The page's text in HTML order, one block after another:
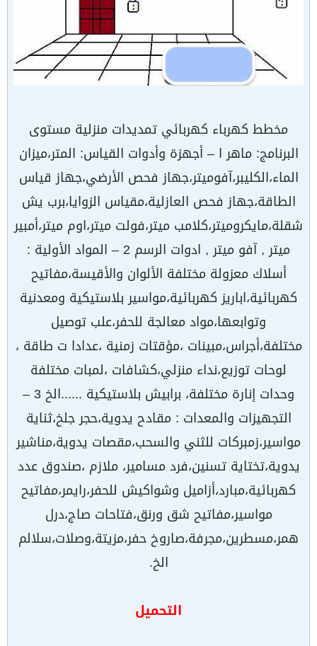
مخطط كهرباء كهربائي تمديدات منزلية مستوى
البرنامج: ماهر ا – أجهزة وأدوات القياس: المتر،ميزان
الماء،الكليبر،آفوميتر،جهاز فحص الأرضي،جهاز قياس
الطاقة،جهاز فحص العازلية،مقياس الزوايا،برب يش
شقلة،مايكروميتر،كلامب ميتر،فولت ميتر،اوم ميتر،أمبير
ميتر , آفو ميتر , ادوات الرسم 2 – المواد الأولية :
أسلاك معزولة مختلفة الألوان والأقيسة،مفاتيح
كهربائية،اباريز كهربائية،مواسير بلاستيكية ومعدنية
وتوابعها،مواد معالجة للحفر،علب توصيل
مختلفة،أجراس،مبينات ،مؤقتات زمنية ،عدادا ت طاقة ،
لوحات توزيع،نداء منزلي،كشافات ،لمبات مختلفة
وحدات إنارة مختلفة، برابيش بلاستيكية ......الخ 3 –
التجهيزات والمعدات : مقادح يدوية،حجر جلخ،ثناية
مواسير،زمبركات للثني والسحب،مقصات يدوية،مناشير
يدوية،تختاية تسنين،فرد مسامير، ملازم ،صندوق عدد
كهربائية،مبارد،أزاميل وشواكيش للحفر،رايمر،مفاتيح
مواسير،مفاتيح شق ورنق،فتاحات صاج،درل
همر،مسطرين،مجرفة،صاروخ حفر،مزيتة،وصلات،سلالم
الخ.
التحميل